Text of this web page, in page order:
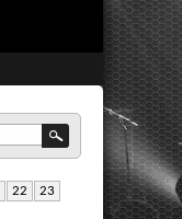
22
23